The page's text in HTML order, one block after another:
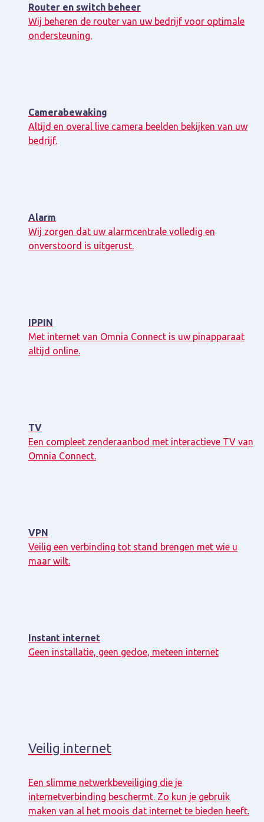
Router en switch beheer
Wij beheren de router van uw bedrijf voor optimale
ondersteuning.
Camerabewaking
Altijd en overal live camera beelden bekijken van uw
bedrijf.
Alarm
Wij zorgen dat uw alarmcentrale volledig en
onverstoord is uitgerust.
IPPIN
Met internet van Omnia Connect is uw pinapparaat
altijd online.
TV
Een compleet zenderaanbod met interactieve TV van
Omnia Connect.
VPN
Veilig een verbinding tot stand brengen met wie u
maar wilt.
Instant internet
Geen installatie, geen gedoe, meteen internet
Veilig internet
Een slimme netwerkbeveiliging die je
internetverbinding beschermt. Zo kun je gebruik
maken van al het moois dat internet te bieden heeft.